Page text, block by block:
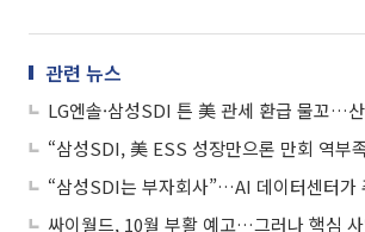
관련 뉴스
“삼성SDI, 美 ESS 성장만으론 만회 역